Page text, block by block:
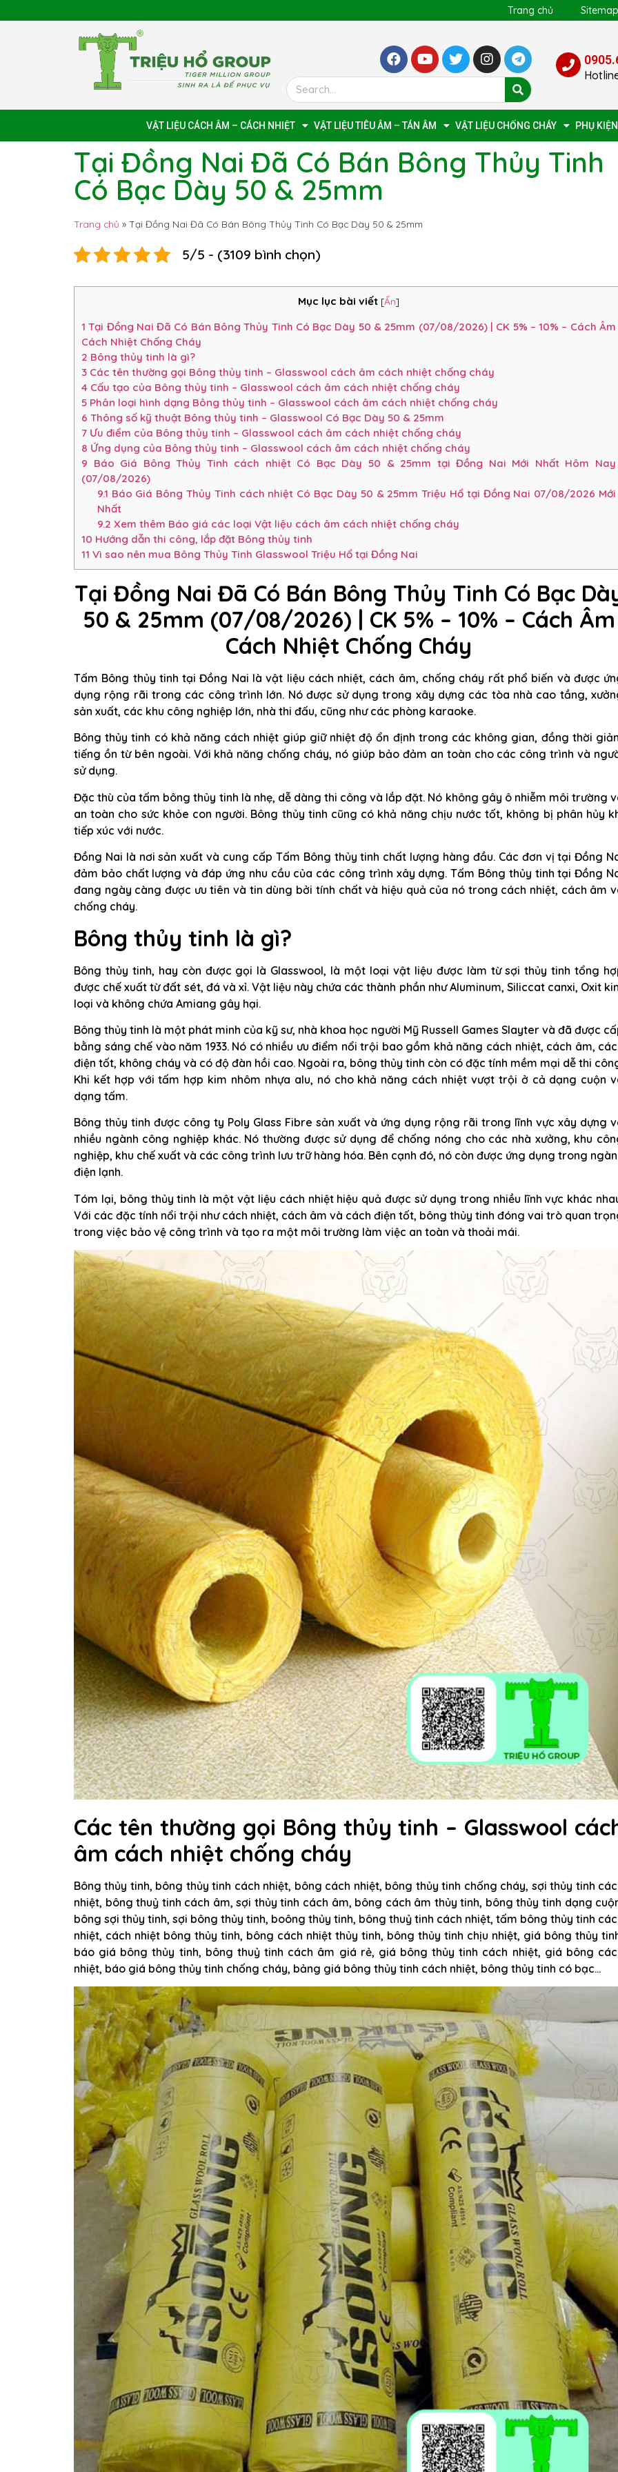
Trang chủ Sitemap
VẬT LIỆU CÁCH ÂM – CÁCH NHIỆT VẬT LIỆU TIÊU ÂM – TÁN ÂM VẬT LIỆU CHỐNG CHÁY PHỤ
Tại Đồng Nai Đã Có Bán Bông Thủy Tinh
Có Bạc Dày 50 & 25mm
Trang chủ » Tại Đồng Nai Đã Có Bán Bông Thủy Tinh Có Bạc Dày 50 & 25mm
5/5 - (3109 bình chọn)
Mục lục bài viết [Ẩn]
1 Tại Đồng Nai Đã Có Bán Bông Thủy Tinh Có Bạc Dày 50 & 25mm (07/08/2026) | CK 5% – 10% – Cách Âm
Cách Nhiệt Chống Cháy
2 Bông thủy tinh là gì?
3 Các tên thường gọi Bông thủy tinh – Glasswool cách âm cách nhiệt chống cháy
4 Cấu tạo của Bông thủy tinh – Glasswool cách âm cách nhiệt chống cháy
5 Phân loại hình dạng Bông thủy tinh – Glasswool cách âm cách nhiệt chống cháy
6 Thông số kỹ thuật Bông thủy tinh – Glasswool Có Bạc Dày 50 & 25mm
7 Ưu điểm của Bông thủy tinh – Glasswool cách âm cách nhiệt chống cháy
8 Ứng dụng của Bông thủy tinh – Glasswool cách âm cách nhiệt chống cháy
9 Báo Giá Bông Thủy Tinh cách nhiệt Có Bạc Dày 50 & 25mm tại Đồng Nai Mới Nhất Hôm Nay
(07/08/2026)
9.1 Báo Giá Bông Thủy Tinh cách nhiệt Có Bạc Dày 50 & 25mm Triệu Hổ tại Đồng Nai 07/08/2026 Mới
Nhất
9.2 Xem thêm Báo giá các loại Vật liệu cách âm cách nhiệt chống cháy
10 Hướng dẫn thi công, lắp đặt Bông thủy tinh
11 Vì sao nên mua Bông Thủy Tinh Glasswool Triệu Hổ tại Đồng Nai
Tại Đồng Nai Đã Có Bán Bông Thủy Tinh Có Bạc
50 & 25mm (07/08/2026) | CK 5% – 10% – Cách Âm
Cách Nhiệt Chống Cháy
Tấm Bông thủy tinh tại Đồng Nai là vật liệu cách nhiệt, cách âm, chống cháy rất phổ biến và được
dụng rộng rãi trong các công trình lớn. Nó được sử dụng trong xây dựng các tòa nhà cao tầng,
sản xuất, các khu công nghiệp lớn, nhà thi đấu, cũng như các phòng karaoke.
Bông thủy tinh có khả năng cách nhiệt giúp giữ nhiệt độ ổn định trong các không gian, đồng thời
tiếng ồn từ bên ngoài. Với khả năng chống cháy, nó giúp bảo đảm an toàn cho các công trình và
sử dụng.
Đặc thù của tấm bông thủy tinh là nhẹ, dễ dàng thi công và lắp đặt. Nó không gây ô nhiễm môi trường
an toàn cho sức khỏe con người. Bông thủy tinh cũng có khả năng chịu nước tốt, không bị phân hủy
tiếp xúc với nước.
Đồng Nai là nơi sản xuất và cung cấp Tấm Bông thủy tinh chất lượng hàng đầu. Các đơn vị tại Đồng
đảm bảo chất lượng và đáp ứng nhu cầu của các công trình xây dựng. Tấm Bông thủy tinh tại Đồng
đang ngày càng được ưu tiên và tin dùng bởi tính chất và hiệu quả của nó trong cách nhiệt, cách âm
chống cháy.
Bông thủy tinh là gì?
Bông thủy tinh, hay còn được gọi là Glasswool, là một loại vật liệu được làm từ sợi thủy tinh tổng
được chế xuất từ đất sét, đá và xỉ. Vật liệu này chứa các thành phần như Aluminum, Siliccat canxi, Oxit
loại và không chứa Amiang gây hại.
Bông thủy tinh là một phát minh của kỹ sư, nhà khoa học người Mỹ Russell Games Slayter và đã được
bằng sáng chế vào năm 1933. Nó có nhiều ưu điểm nổi trội bao gồm khả năng cách nhiệt, cách âm,
điện tốt, không cháy và có độ đàn hồi cao. Ngoài ra, bông thủy tinh còn có đặc tính mềm mại dễ thi
Khi kết hợp với tấm hợp kim nhôm nhựa alu, nó cho khả năng cách nhiệt vượt trội ở cả dạng cuộn
dạng tấm.
Bông thủy tinh được công ty Poly Glass Fibre sản xuất và ứng dụng rộng rãi trong lĩnh vực xây dựng
nhiều ngành công nghiệp khác. Nó thường được sử dụng để chống nóng cho các nhà xưởng, khu
nghiệp, khu chế xuất và các công trình lưu trữ hàng hóa. Bên cạnh đó, nó còn được ứng dụng trong
điện lạnh.
Tóm lại, bông thủy tinh là một vật liệu cách nhiệt hiệu quả được sử dụng trong nhiều lĩnh vực khác
Với các đặc tính nổi trội như cách nhiệt, cách âm và cách điện tốt, bông thủy tinh đóng vai trò quan
trong việc bảo vệ công trình và tạo ra một môi trường làm việc an toàn và thoải mái.
Các tên thường gọi Bông thủy tinh – Glasswool
âm cách nhiệt chống cháy
Bông thủy tinh, bông thủy tinh cách nhiệt, bông cách nhiệt, bông thủy tinh chống cháy, sợi thủy tinh
nhiệt, bông thuỷ tinh cách âm, sợi thủy tinh cách âm, bông cách âm thủy tinh, bông thủy tinh dạng
bông sợi thủy tinh, sợi bông thủy tinh, boông thủy tinh, bông thuỷ tinh cách nhiệt, tấm bông thủy tinh
nhiệt, cách nhiệt bông thủy tinh, bông cách nhiệt thủy tinh, bông thủy tinh chịu nhiệt, giá bông thủy
báo giá bông thủy tinh, bông thuỷ tinh cách âm giá rẻ, giá bông thủy tinh cách nhiệt, giá bông
nhiệt, báo giá bông thủy tinh chống cháy, bảng giá bông thủy tinh cách nhiệt, bông thủy tinh có bạc…